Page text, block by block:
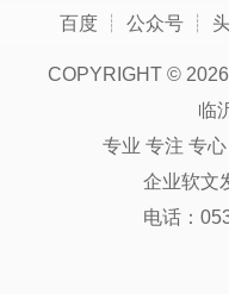
百度 ┊ 公众号 ┊
COPYRIGHT ©
临
专业 专注 专
企业软文
电话：